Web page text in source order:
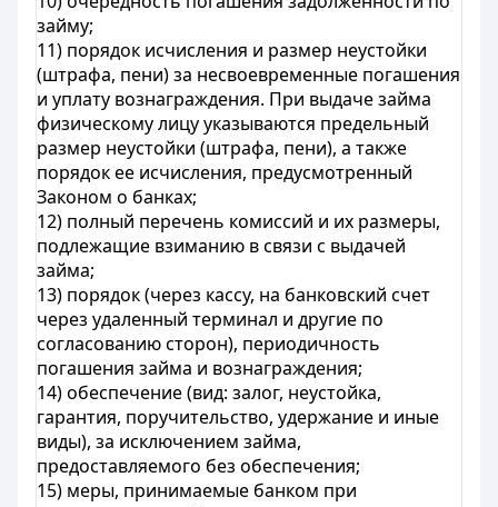
займу;
11) порядок исчисления и размер неустойки
(штрафа, пени) за несвоевременные погашения
и уплату вознаграждения. При выдаче займа
физическому лицу указываются предельный
размер неустойки (штрафа, пени), а также
порядок ее исчисления, предусмотренный
Законом о банках;
12) полный перечень комиссий и их размеры,
подлежащие взиманию в связи с выдачей
займа;
13) порядок (через кассу, на банковский счет
через удаленный терминал и другие по
согласованию сторон), периодичность
погашения займа и вознаграждения;
14) обеспечение (вид: залог, неустойка,
гарантия, поручительство, удержание и иные
виды), за исключением займа,
предоставляемого без обеспечения;
15) меры, принимаемые банком при